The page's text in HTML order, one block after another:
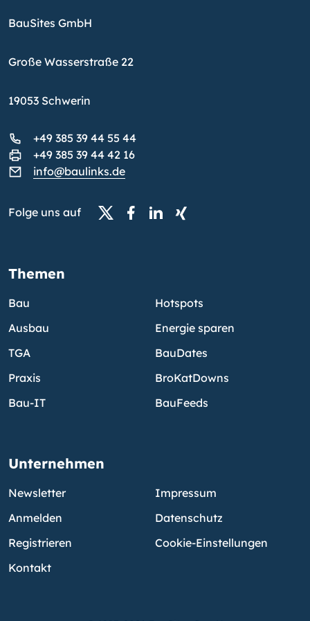
BauSites GmbH
Große Wasserstraße 22
19053 Schwerin
+49 385 39 44 55 44
+49 385 39 44 42 16
info@baulinks.de
Folge uns auf
Themen
Bau
Ausbau
TGA
Praxis
Bau-IT
Hotspots
Energie sparen
BauDates
BroKatDowns
BauFeeds
Unternehmen
Newsletter
Anmelden
Registrieren
Kontakt
Impressum
Datenschutz
Cookie-Einstellungen